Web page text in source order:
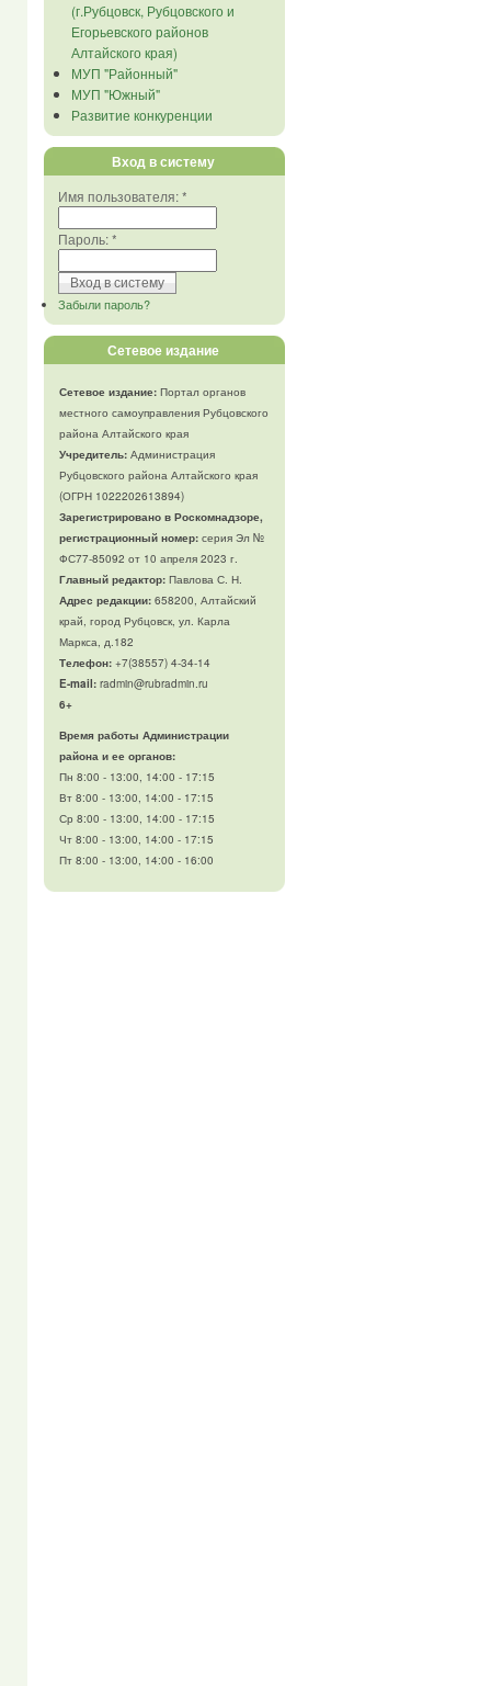
(г.Рубцовск, Рубцовского и
Егорьевского районов
Алтайского края)
МУП "Районный"
МУП "Южный"
Развитие конкуренции
Вход в систему
Имя пользователя:*
Пароль:*
Забыли пароль?
Сетевое издание
Сетевое издание:Портал органов
местного самоуправления Рубцовского
района Алтайского края
Учредитель:Администрация
Рубцовского района Алтайского края
(ОГРН 1022202613894)
Зарегистрировано в Роскомнадзоре,
регистрационный номер:серия Эл №
ФС77-85092 от 10 апреля 2023 г.
Главный редактор:Павлова С. Н.
Адрес редакции:658200, Алтайский
край, город Рубцовск, ул. Карла
Маркса, д.182
Телефон:+7(38557) 4-34-14
E-mail:radmin@rubradmin.ru
6+
Время работы Администрации
района и ее органов:
Пн 8:00 - 13:00, 14:00 - 17:15
Вт 8:00 - 13:00, 14:00 - 17:15
Ср 8:00 - 13:00, 14:00 - 17:15
Чт 8:00 - 13:00, 14:00 - 17:15
Пт 8:00 - 13:00, 14:00 - 16:00